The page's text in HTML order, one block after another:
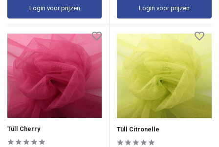
Login voor prijzen Login voor prijzen
Tüll Cherry Tüll Citronelle